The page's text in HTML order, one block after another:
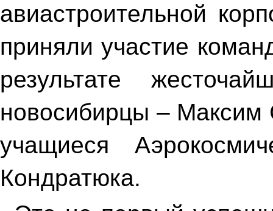
авиастроительной
приняли участие
результате
новосибирцы – Максим
учащиеся
Кондратюка.